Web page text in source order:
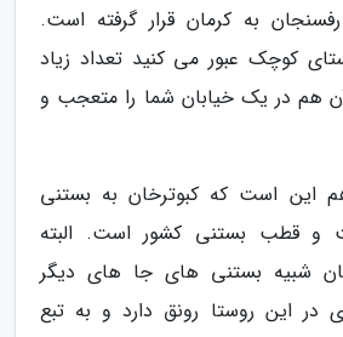
به کرمان قرار گرفته است.
کوچک عبور می کنید تعداد زیاد
هم در یک خیابان شما را متعجب و
این است که کبوترخان به بستنی
قطب بستنی کشور است. البته
شبیه بستنی های جا های دیگر
در این روستا رونق دارد و به تبع